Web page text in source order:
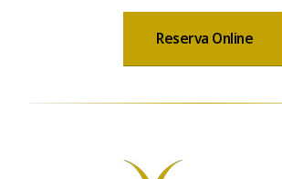
Reserva Online